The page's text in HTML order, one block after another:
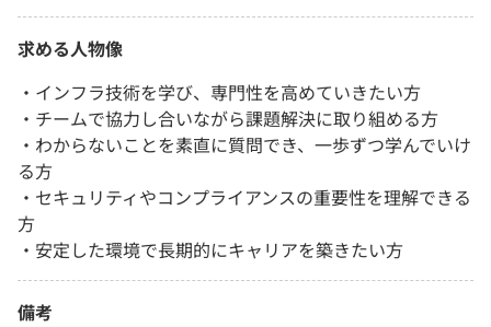
求める人物像
・インフラ技術を学び、専門性を高めていきたい方
・チームで協力し合いながら課題解決に取り組める方
・わからないことを素直に質問でき、一歩ずつ学んでいけ
る方
・セキュリティやコンプライアンスの重要性を理解できる
方
・安定した環境で長期的にキャリアを築きたい方
備考